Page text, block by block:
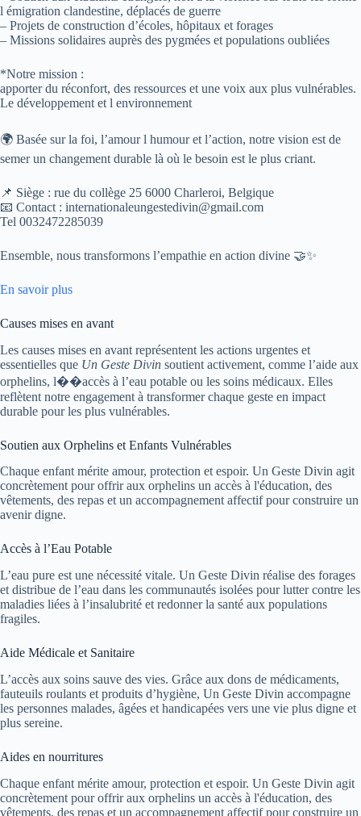
l émigration clandestine, déplacés de guerre
– Projets de construction d’écoles, hôpitaux et forages
– Missions solidaires auprès des pygmées et populations oubliées
*Notre mission :
apporter du réconfort, des ressources et une voix aux plus vulnérables.
Le développement et l environnement
🌍 Basée sur la foi, l’amour l humour et l’action, notre vision est de
semer un changement durable là où le besoin est le plus criant.
📌 Siège : rue du collège 25 6000 Charleroi, Belgique
📧 Contact : internationaleungestedivin@gmail.com
Tel 0032472285039
Ensemble, nous transformons l’empathie en action divine 🤝✨
En savoir plus
Causes mises en avant
Les causes mises en avant représentent les actions urgentes et
essentielles que Un Geste Divin soutient activement, comme l’aide aux
orphelins, l��accès à l’eau potable ou les soins médicaux. Elles
reflètent notre engagement à transformer chaque geste en impact
durable pour les plus vulnérables.
Soutien aux Orphelins et Enfants Vulnérables
Chaque enfant mérite amour, protection et espoir. Un Geste Divin agit
concrètement pour offrir aux orphelins un accès à l'éducation, des
vêtements, des repas et un accompagnement affectif pour construire un
avenir digne.
Accès à l’Eau Potable
L’eau pure est une nécessité vitale. Un Geste Divin réalise des forages
et distribue de l’eau dans les communautés isolées pour lutter contre les
maladies liées à l’insalubrité et redonner la santé aux populations
fragiles.
Aide Médicale et Sanitaire
L’accès aux soins sauve des vies. Grâce aux dons de médicaments,
fauteuils roulants et produits d’hygiène, Un Geste Divin accompagne
les personnes malades, âgées et handicapées vers une vie plus digne et
plus sereine.
Aides en nourritures
Chaque enfant mérite amour, protection et espoir. Un Geste Divin agit
concrètement pour offrir aux orphelins un accès à l'éducation, des
vêtements, des repas et un accompagnement affectif pour construire un